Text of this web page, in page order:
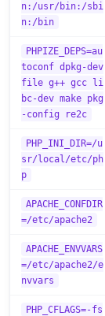
n:/usr/bin:/sbi
n:/bin
PHPIZE_DEPS=au
toconf dpkg-dev
file g++ gcc li
bc-dev make pkg
-config re2c
PHP_INI_DIR=/u
sr/local/etc/ph
p
APACHE_CONFDIR
=/etc/apache2
APACHE_ENVVARS
=/etc/apache2/e
nvvars
PHP_CFLAGS=-fs